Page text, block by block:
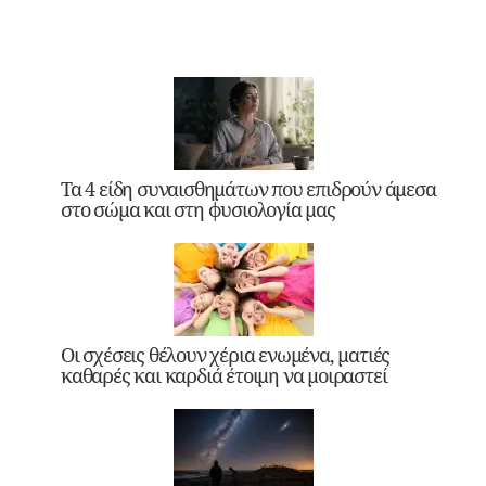
Τα 4 είδη συναισθημάτων που επιδρούν άμεσα
στο σώμα και στη φυσιολογία μας
Οι σχέσεις θέλουν χέρια ενωμένα, ματιές
καθαρές και καρδιά έτοιμη να μοιραστεί